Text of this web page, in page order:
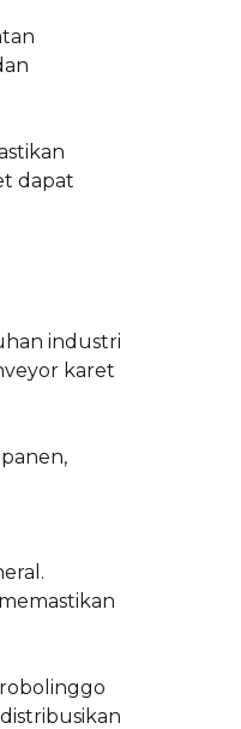
dapat
industri
karet